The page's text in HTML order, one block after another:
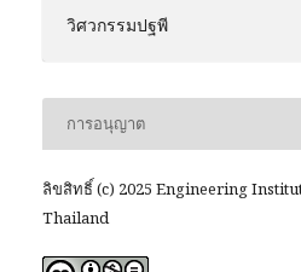
วิศวกรรมปฐพี
การอนุญาต
ลิขสิทธิ์ (c) 2025 Engineering
Thailand